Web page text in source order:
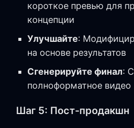
короткое превью для
концепции
Улучшайте:
на основе результатов
Сгенерируйте финал:
полноформатное видео
Шаг 5: Пост-продакшн